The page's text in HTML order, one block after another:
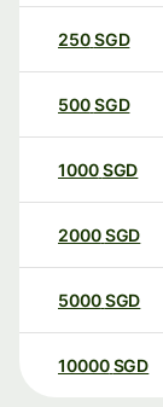
250SGD
500SGD
1000SGD
2000SGD
5000SGD
10000 SGD